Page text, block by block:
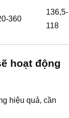
360
136,5-
118
hoạt động
hiệu quả, cần